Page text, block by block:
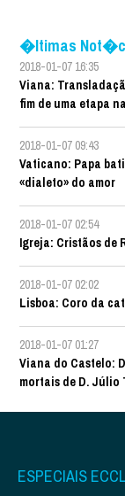
�ltimas
2018-01-07 16:35
Viana:
fim de uma etapa
2018-01-07 09:43
Vaticano: Papa
«dialeto» do amor
2018-01-07 02:54
Igreja: Cristãos de
2018-01-07 02:02
Lisboa: Coro da
2018-01-07 01:27
Viana do Castelo:
mortais de D. Júlio
ESPECIAIS